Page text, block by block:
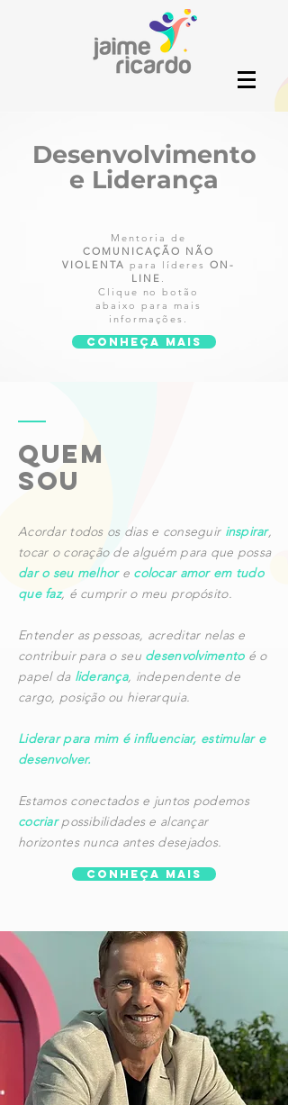
Desenvolvimento
e Liderança
Mentoria de
COMUNICAÇÃO NÃO
VIOLENTA para líderes ON-
LINE .
Clique no botão
abaixopara mais
informações.
conheça mais
QUEM
SOU
Acordar todos os dias e conseguir inspirar,
tocar o coração de alguém para que possa
dar o seu melhore colocar amor em tudo
que faz, é cumprir o meu propósito.
Entender as pessoas, acreditar nelas e
contribuir para o seu desenvolvimentoé o
papel da liderança, independente de
cargo, posição ou hierarquia.
Liderar para mim é influenciar, estimular e
desenvolver.
Estamos conectados e juntos podemos
cocriarpossibilidades e alcançar
horizontes nunca antes desejados.
conheça mais